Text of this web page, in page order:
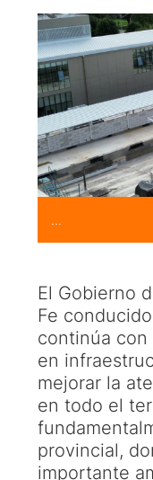
...
El Gobierno
Fe
continúa
en
mejorar la
en todo el
provincial,
importante